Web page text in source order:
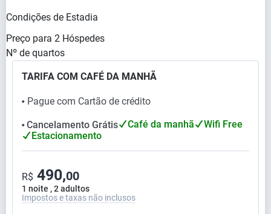
Condições de Estadia
Preço para 2 Hóspedes
Nº de quartos
TARIFA COM CAFÉ DA MANHÃ
⬤ Pague com Cartão de crédito
⬤ Cancelamento Grátis Café da manhã
Wifi Free
Estacionamento
1 noite , 2 adultos
R$ 490,00
Impostos e taxas não inclusos